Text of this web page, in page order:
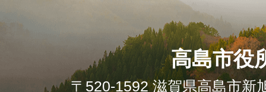
高島市役
〒520-1592 滋賀県高島市新